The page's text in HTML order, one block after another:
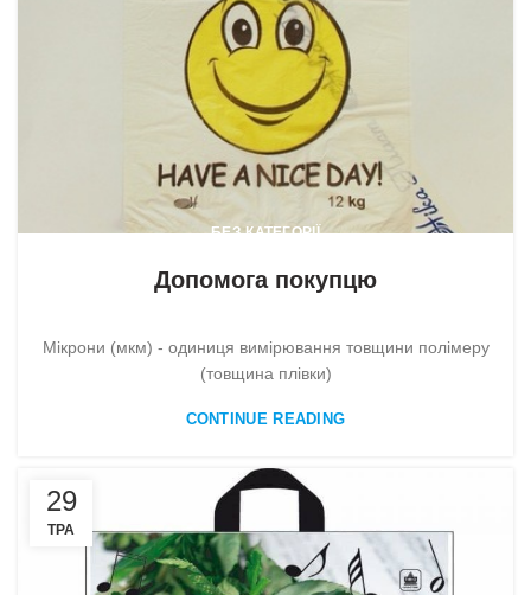
БЕЗ КАТЕГОРІЇ
Допомога покупцю
Мікрони (мкм) - одиниця вимірювання товщини полімеру
(товщина плівки)
CONTINUE READING
29
ТРА